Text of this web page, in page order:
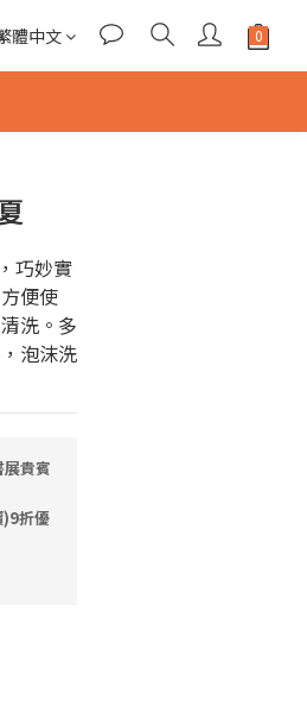
體中文
巧妙實
便使
洗。多
泡沫洗
貴賓
折優